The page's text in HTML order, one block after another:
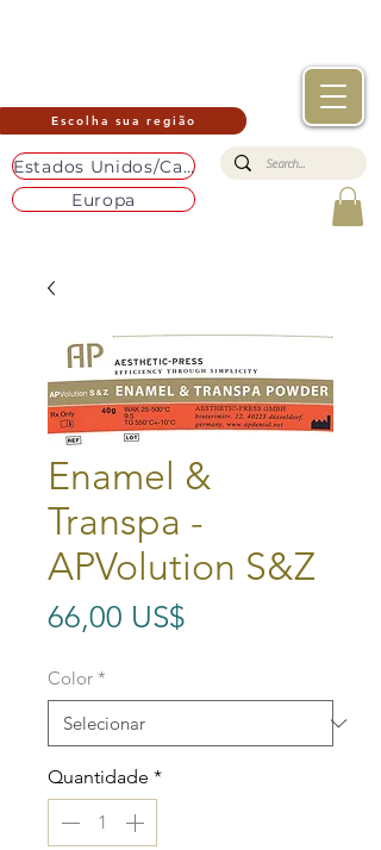
Escolha sua região
Estados Unidos/Canadá
Europa
Enamel &
Transpa -
APVolution S&Z
66,00 US$
Color *
Quantidade *